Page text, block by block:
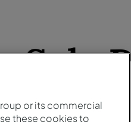
Sala
or its commercial
these cookies to